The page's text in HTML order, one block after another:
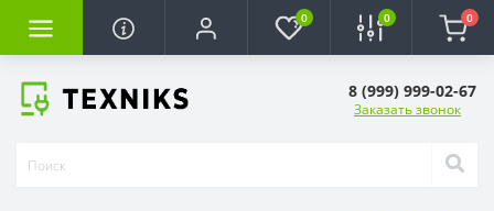
0 0 0
8 (999) 999-02-67
Заказать звонок